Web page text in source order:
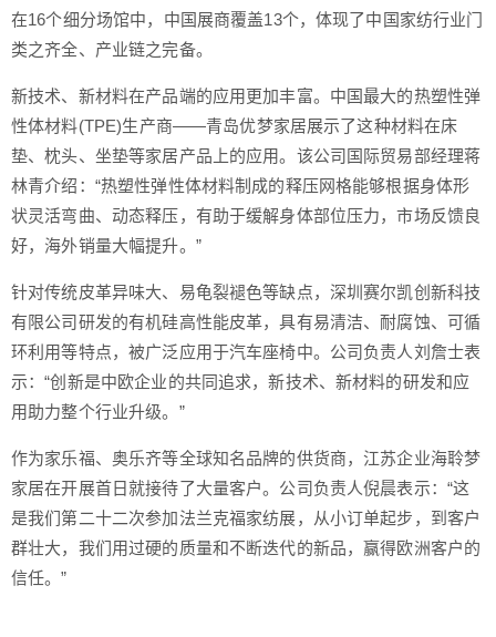
在16个细分场馆中，中国展商覆盖13个，体现了中国家纺行业门
类之齐全、产业链之完备。
新技术、新材料在产品端的应用更加丰富。中国最大的热塑性弹
性体材料(TPE)生产商——青岛优梦家居展示了这种材料在床
垫、枕头、坐垫等家居产品上的应用。该公司国际贸易部经理蒋
林青介绍：“热塑性弹性体材料制成的释压网格能够根据身体形
状灵活弯曲、动态释压，有助于缓解身体部位压力，市场反馈良
好，海外销量大幅提升。”
针对传统皮革异味大、易龟裂褪色等缺点，深圳赛尔凯创新科技
有限公司研发的有机硅高性能皮革，具有易清洁、耐腐蚀、可循
环利用等特点，被广泛应用于汽车座椅中。公司负责人刘詹士表
示：“创新是中欧企业的共同追求，新技术、新材料的研发和应
用助力整个行业升级。”
作为家乐福、奥乐齐等全球知名品牌的供货商，江苏企业海聆梦
家居在开展首日就接待了大量客户。公司负责人倪晨表示：“这
是我们第二十二次参加法兰克福家纺展，从小订单起步，到客户
群壮大，我们用过硬的质量和不断迭代的新品，赢得欧洲客户的
信任。”